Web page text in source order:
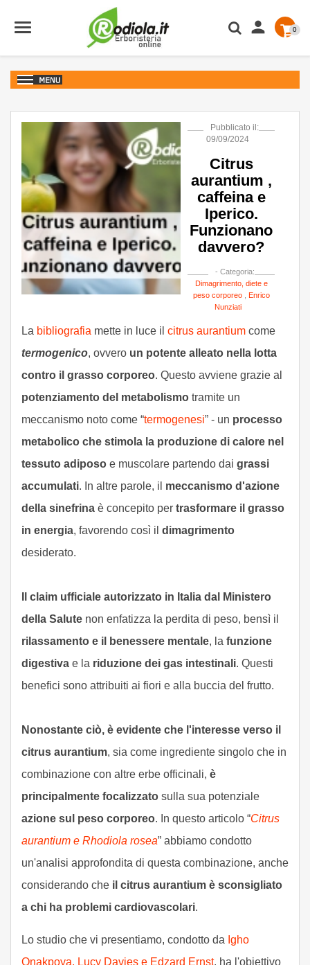
 0
Pubblicato il:
09/09/2024
Citrus
aurantium ,
caffeina e
Iperico.
Funzionano
davvero?
- Categoria:
Dimagrimento, diete e
peso corporeo, Enrico
Nunziati
La bibliografia mette in luce il citrus aurantium come
termogenico, ovvero un potente alleato nella lotta
contro il grasso corporeo. Questo avviene grazie al
potenziamento del metabolismo tramite un
meccanismo noto come “termogenesi” - un processo
metabolico che stimola la produzione di calore nel
tessuto adiposo e muscolare partendo dai grassi
accumulati. In altre parole, il meccanismo d'azione
della sinefrina è concepito per trasformare il grasso
in energia, favorendo così il dimagrimento
desiderato.
Il claim ufficiale autorizzato in Italia dal Ministero
della Salute non enfatizza la perdita di peso, bensì il
rilassamento e il benessere mentale, la funzione
digestiva e la riduzione dei gas intestinali. Questi
benefici sono attribuiti ai fiori e alla buccia del frutto.
Nonostante ciò, è evidente che l'interesse verso il
citrus aurantium, sia come ingrediente singolo che in
combinazione con altre erbe officinali, è
principalmente focalizzato sulla sua potenziale
azione sul peso corporeo. In questo articolo “Citrus
aurantium e Rhodiola rosea” abbiamo condotto
un'analisi approfondita di questa combinazione, anche
considerando che il citrus aurantium è sconsigliato
a chi ha problemi cardiovascolari.
Lo studio che vi presentiamo, condotto da Igho
Onakpoya, Lucy Davies e Edzard Ernst, ha l'obiettivo